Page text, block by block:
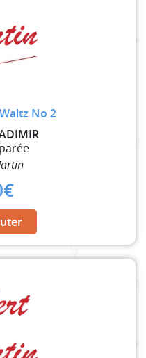
No 2
€